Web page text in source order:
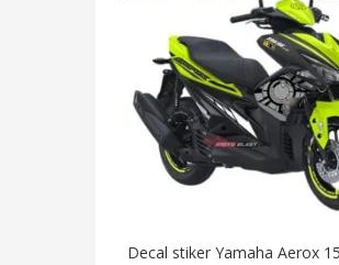
Decal stiker Yamaha Aerox